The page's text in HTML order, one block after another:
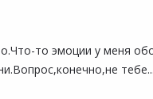
то эмоции у меня